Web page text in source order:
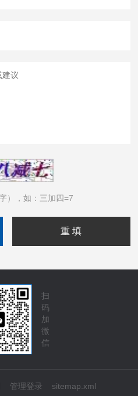
），如：三加四=7
扫
码
加
微
信
管理登录 sitemap.xml